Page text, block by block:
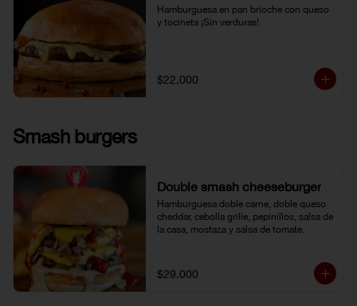
Hamburguesa en pan brioche con queso
y tocineta ¡Sin verduras!
$22.000
Smash burgers
Double smash cheeseburger
Hamburguesa doble carne, doble queso
cheddar, cebolla grille, pepinillos, salsa de
la casa, mostaza y salsa de tomate.
$29.000